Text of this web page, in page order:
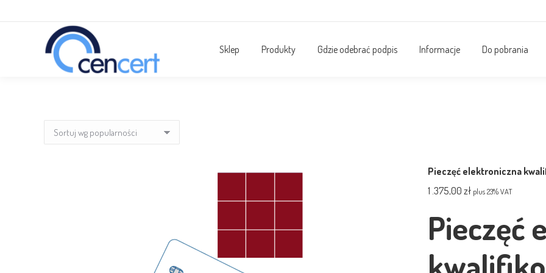
Sklep Produkty Gdzie odebrać podpis Informacje Do pobrania
Pieczęć elektroniczna
1 .375,00zł plus 23% VAT
Pieczęć